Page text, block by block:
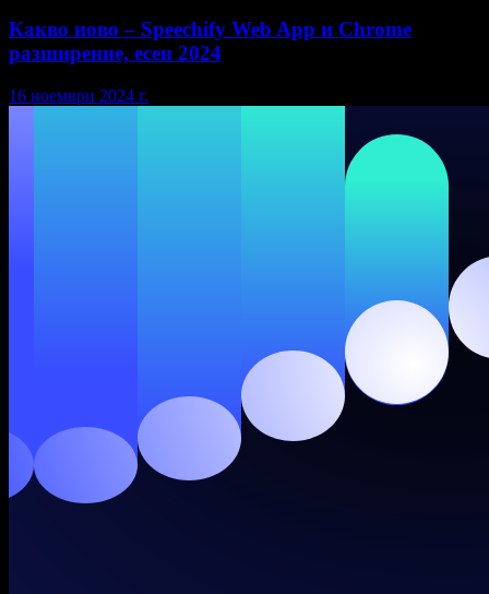
Какво ново – Speechify Web App и Chrome
разширение, есен 2024
16 ноември 2024 г.